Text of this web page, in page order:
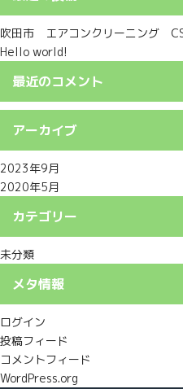
吹田市 エアコンクリーニング
Hello world!
最近のコメント
アーカイブ
2023年9月
2020年5月
カテゴリー
未分類
メタ情報
ログイン
投稿フィード
コメントフィード
WordPress.org